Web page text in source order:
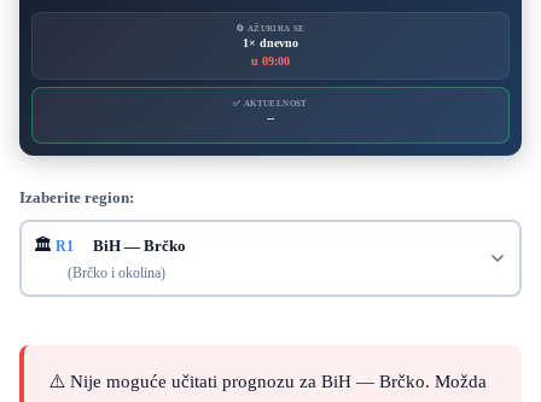
🔄 AŽURIRA SE
1× dnevno
u 09:00
✅ AKTUELNOST
--
Izaberite region:
🏛️ R1 BiH — Brčko
(Brčko i okolina)
⚠️ Nije moguće učitati prognozu za BiH — Brčko. Možda